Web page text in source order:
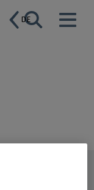
DE